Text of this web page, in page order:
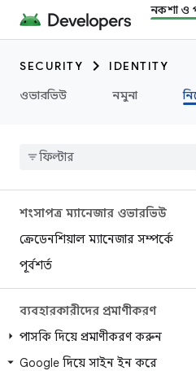
নকশা ও
SECURITY
IDENTITY
ওভারভিউ
নমুনা
শংসাপত্র ম্যানেজার ওভারভিউ
ক্রেডেনশিয়াল ম্যানেজার সম্পর্কে
পূর্বশর্ত
ব্যবহারকারীদের প্রমাণীকরণ
পাসকি দিয়ে প্রমাণীকরণ করুন
Google দিয়ে সাইন ইন করে